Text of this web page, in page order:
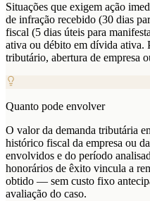
Situações que exigem ação
de infração recebido (30 dias
fiscal (5 dias úteis para
ativa ou débito em dívida ativa.
tributário, abertura de empresa
Quanto pode envolver
O valor da demanda tributária
histórico fiscal da empresa ou
envolvidos e do período
honorários de êxito vincula a
obtido — sem custo fixo
avaliação do caso.